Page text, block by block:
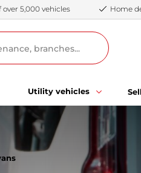
over 5,000 vehicles Home
Utility vehicles